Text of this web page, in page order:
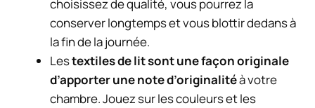
choisissez de qualité, vous pourrez la
conserver longtemps et vous blottir dedans à
la fin de la journée.
Lestextiles de lit sont une façon originale
d’apporter une note d’originalitéà votre
chambre. Jouez sur les couleurs et les